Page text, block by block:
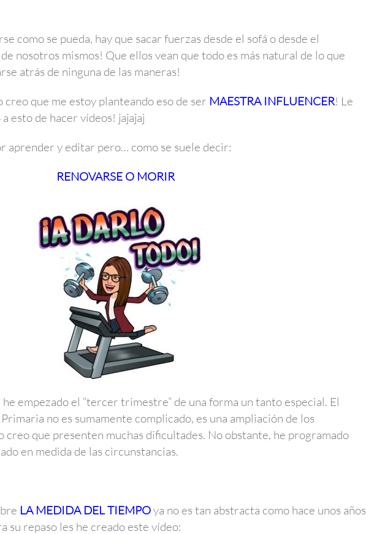
como se pueda, hay que sacar fuerzas desde el sofá o desde el
nosotros mismos! Que ellos vean que todo es más natural de lo que
atrás de ninguna de las maneras!
que me estoy planteando eso de ser MAESTRA INFLUENCER! Le
esto de hacer vídeos! jajajaj
aprender y editar pero… como se suele decir:
RENOVARSE O MORIR
empezado el “tercer trimestre” de una forma un tanto especial. El
no es sumamente complicado, es una ampliación de los
creo que presenten muchas dificultades. No obstante, he programado
en medida de las circunstancias.
LA MEDIDA DEL TIEMPOya no es tan abstracta como hace unos años
su repaso les he creado este vídeo: